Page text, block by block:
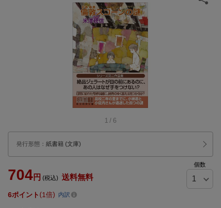
1 / 6
発行形態 ： 紙書籍 (文庫)
704円 (税込) 送料無料
個数
6ポイント 1倍 内訳